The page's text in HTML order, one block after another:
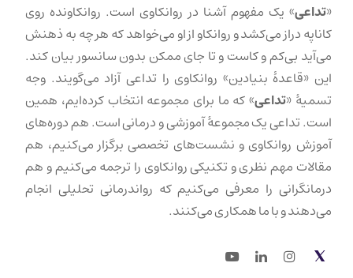
«تداعی» یک مفهوم آشنا در روانکاوی است. روانکاونده روی
کاناپه دراز می‌کشد و روانکاو از او می‌خواهد که هر چه به ذهنش
می‌آید بی‌کم و کاست و تا جای ممکن بدون سانسور بیان کند.
این «قاعدهٔ بنیادین» روانکاوی را تداعی آزاد می‌گویند. وجه
تسمیهٔ «تداعی» که ما برای مجموعه انتخاب کرده‌ایم، همین
است. تداعی یک مجموعهٔ آموزشی و درمانی است. هم دوره‌های
آموزش روانکاوی و نشست‌های تخصصی برگزار می‌کنیم، هم
مقالات مهم نظری و تکنیکی روانکاوی را ترجمه می‌کنیم و هم
درمانگرانی را معرفی می‌کنیم که رواندرمانی تحلیلی انجام
می‌دهند و با ما همکاری می‌کنند.
Twitter
Instagram
LinkedIn
Youtube